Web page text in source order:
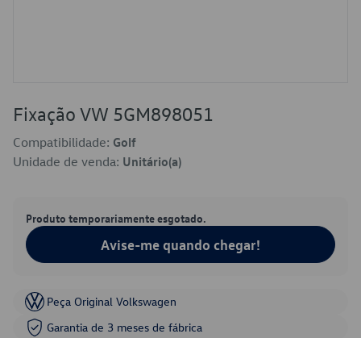
Fixação VW 5GM898051
Compatibilidade: Golf
Unidade de venda: Unitário(a)
Produto temporariamente esgotado.
Avise-me quando chegar!
Peça Original Volkswagen
Garantia de 3 meses de fábrica